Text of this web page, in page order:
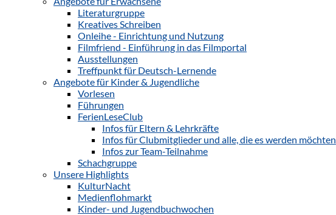
Literaturgruppe
Kreatives Schreiben
Onleihe - Einrichtung und Nutzung
Filmfriend - Einführung in das Filmportal
Ausstellungen
Treffpunkt für Deutsch-Lernende
Angebote für Kinder & Jugendliche
Vorlesen
Führungen
FerienLeseClub
Infos für Eltern & Lehrkräfte
Infos für Clubmitglieder und alle, die es werden möchten
Infos zur Team-Teilnahme
Schachgruppe
Unsere Highlights
KulturNacht
Medienflohmarkt
Kinder- und Jugendbuchwochen